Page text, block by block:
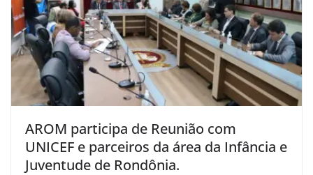
AROM participa de Reunião com
UNICEF e parceiros da área da Infância e
Juventude de Rondônia.